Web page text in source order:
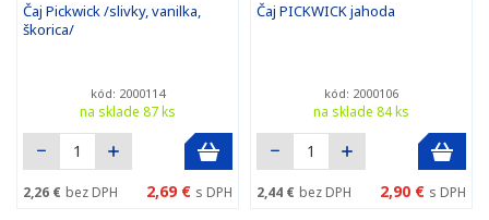
Čaj Pickwick /slivky, vanilka,
škorica/
kód: 2000114
na sklade 87 ks
2,26 € bez DPH 2,69 € s DPH
Čaj PICKWICK jahoda
kód: 2000106
na sklade 84 ks
2,44 € bez DPH 2,90 € s DPH